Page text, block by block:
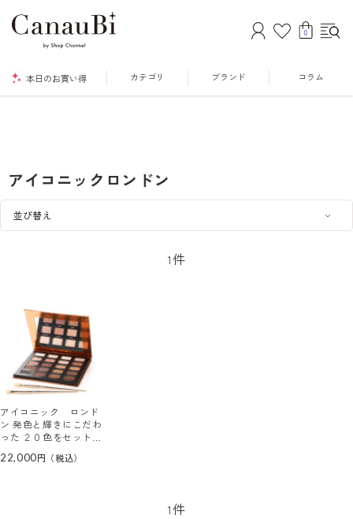
0
本日のお買い得 カテゴリ ブランド コラム
アイコニックロンドン
1件
アイコニック ロンド
ン 発色と輝きにこだわ
った ２０色をセットイ
アイシャドウパレット
22,000
1件